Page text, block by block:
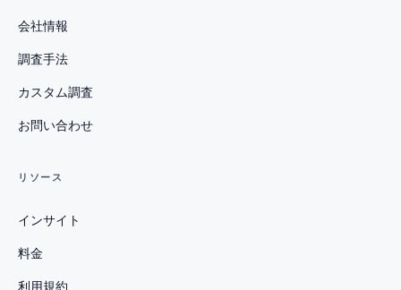
会社情報
調査手法
カスタム調査
お問い合わせ
リソース
インサイト
料金
利用規約